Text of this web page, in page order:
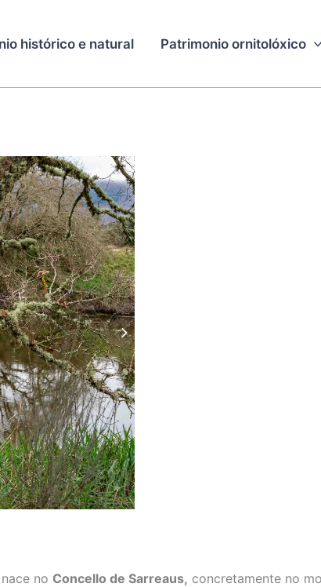
histórico e natural Patrimonio ornitolóxico
no Concello de Sarreaus, concretamente no